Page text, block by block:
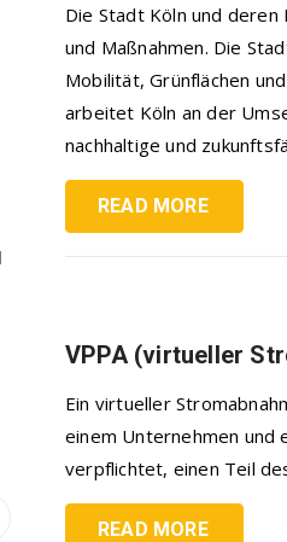
Die Stadt Köln und
und Maßnahmen. Die
Mobilität, Grünflächen
arbeitet Köln an der
nachhaltige und
READ MORE
VPPA (virtueller
Ein virtueller
einem Unternehmen und
verpflichtet, einen Teil
READ MORE